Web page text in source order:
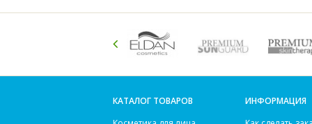
КАТАЛОГ ТОВАРОВ
ИНФОРМАЦИЯ